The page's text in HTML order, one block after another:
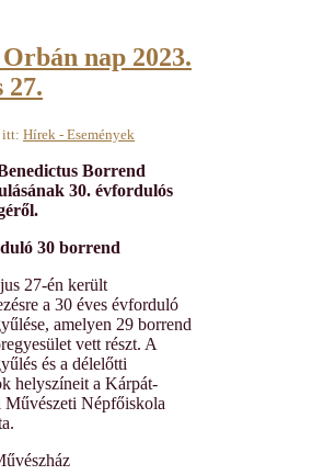
nap 2023.
27.
itt: Hírek - Események
Borrend
30. évfordulós
30 borrend
27-én került
a 30 éves évforduló
amelyen 29 borrend
vett részt. A
és a délelőtti
helyszíneit a Kárpát-
Művészeti Népfőiskola